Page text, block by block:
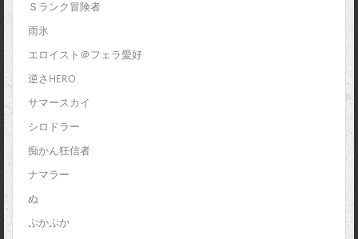
Ｓランク冒険者
雨氷
エロイスト＠フェラ愛好
逆さHERO
サマースカイ
シロドラー
痴かん狂信者
ナマラー
ぬ
ぷかぷか